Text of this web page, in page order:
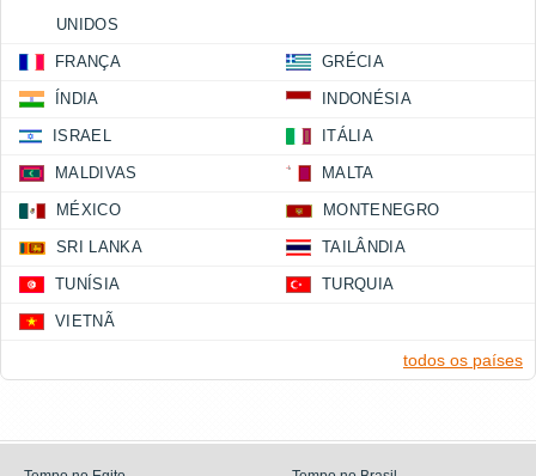
UNIDOS
FRANÇA GRÉCIA
ÍNDIA INDONÉSIA
ISRAEL ITÁLIA
MALDIVAS MALTA
MÉXICO MONTENEGRO
SRI LANKA TAILÂNDIA
TUNÍSIA TURQUIA
VIETNÃ
todos os países